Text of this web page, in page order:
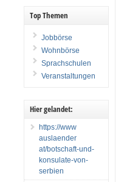
Top Themen
Jobbörse
Wohnbörse
Sprachschulen
Veranstaltungen
Hier gelandet:
https://www
auslaender
at/botschaft-und-
konsulate-von-
serbien